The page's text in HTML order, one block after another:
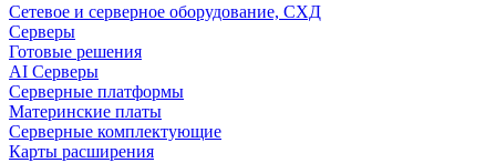
Сетевое и серверное оборудование, СХД
Cерверы
Готовые решения
AI Серверы
Серверные платформы
Материнские платы
Серверные комплектующие
Карты расширения